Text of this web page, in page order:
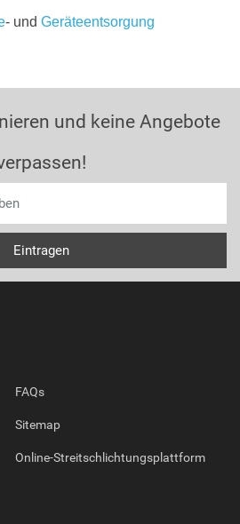
- und Geräteentsorgung
und keine Angebote
FAQs
Sitemap
Online-Streitschlichtungsplattform